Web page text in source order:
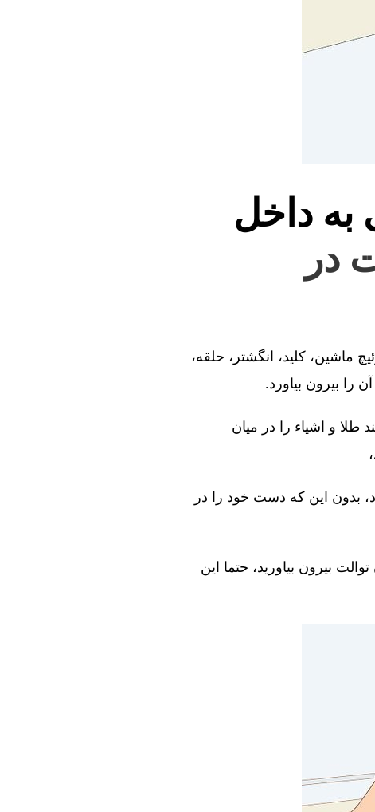
به داخل
در
ماشین، کلید، انگشتر، حلقه،
را بیرون بیاورد.
و اشیاء را در میان
بدون این که دست خود را در
بیرون بیاورید، حتما این